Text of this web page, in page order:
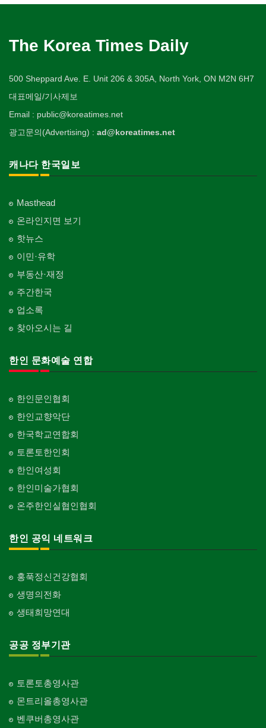
The Korea Times Daily
500 Sheppard Ave. E. Unit 206 & 305A, North York, ON M2N 6H7
대표메일/기사제보
Email : public@koreatimes.net
광고문의(Advertising) : ad@koreatimes.net
캐나다 한국일보
Masthead
온라인지면 보기
핫뉴스
이민·유학
부동산·재정
주간한국
업소록
찾아오시는 길
한인 문화예술 연합
한인문인협회
한인교향악단
한국학교연합회
토론토한인회
한인여성회
한인미술가협회
온주한인실협인협회
한인 공익 네트워크
홍푹정신건강협회
생명의전화
생태희망연대
공공 정부기관
토론토총영사관
몬트리올총영사관
벤쿠버총영사관